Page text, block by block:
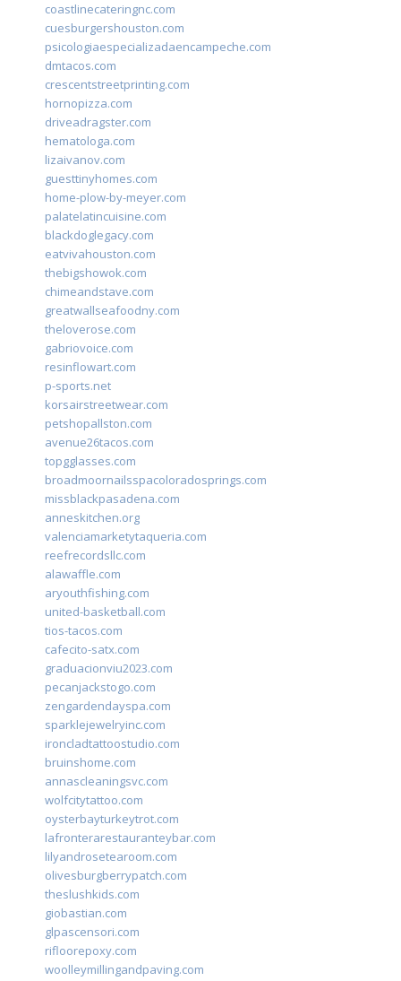
coastlinecateringnc.com
cuesburgershouston.com
psicologiaespecializadaencampeche.com
dmtacos.com
crescentstreetprinting.com
hornopizza.com
driveadragster.com
hematologa.com
lizaivanov.com
guesttinyhomes.com
home-plow-by-meyer.com
palatelatincuisine.com
blackdoglegacy.com
eatvivahouston.com
thebigshowok.com
chimeandstave.com
greatwallseafoodny.com
theloverose.com
gabriovoice.com
resinflowart.com
p-sports.net
korsairstreetwear.com
petshopallston.com
avenue26tacos.com
topgglasses.com
broadmoornailsspacoloradosprings.com
missblackpasadena.com
anneskitchen.org
valenciamarketytaqueria.com
reefrecordsllc.com
alawaffle.com
aryouthfishing.com
united-basketball.com
tios-tacos.com
cafecito-satx.com
graduacionviu2023.com
pecanjackstogo.com
zengardendayspa.com
sparklejewelryinc.com
ironcladtattoostudio.com
bruinshome.com
annascleaningsvc.com
wolfcitytattoo.com
oysterbayturkeytrot.com
lafronterarestauranteybar.com
lilyandrosetearoom.com
olivesburgberrypatch.com
theslushkids.com
giobastian.com
glpascensori.com
rifloorepoxy.com
woolleymillingandpaving.com